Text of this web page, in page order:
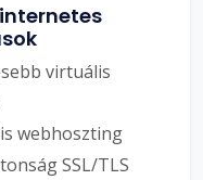
virtuális
webhoszting
SSL/TLS